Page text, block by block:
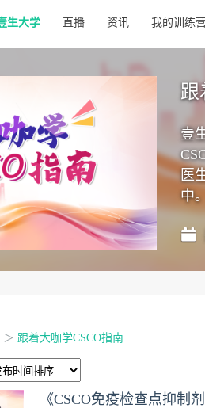
生大学 直播 资讯 我的训练营
跟
壹
医
中
＞ 跟着大咖学CSCO指南
《CSCO免疫检查点抑